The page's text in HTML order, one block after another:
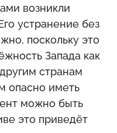
возникли
устранение без
поскольку это
Запада как
странам
опасно иметь
можно быть
это приведёт